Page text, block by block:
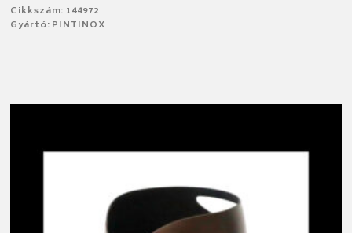
Cikkszám: 144972
Gyártó: PINTINOX